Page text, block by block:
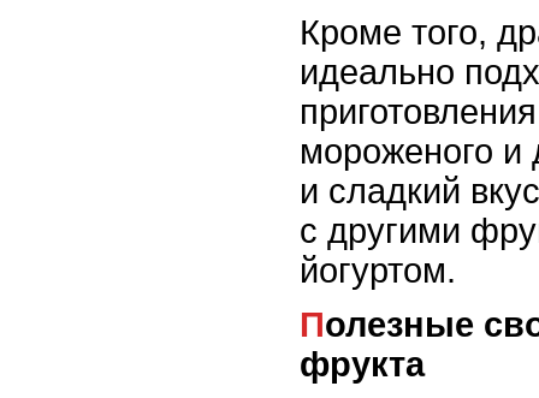
Кроме того,
идеально
мороженого и
и сладкий
с другими
йогуртом.
Полезные свойства драконий
фрукта